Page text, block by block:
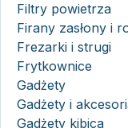
Filtry powietrza
Firany zasłony i
Frezarki i strugi
Frytkownice
Gadżety
Gadżety i
Gadżety kibica